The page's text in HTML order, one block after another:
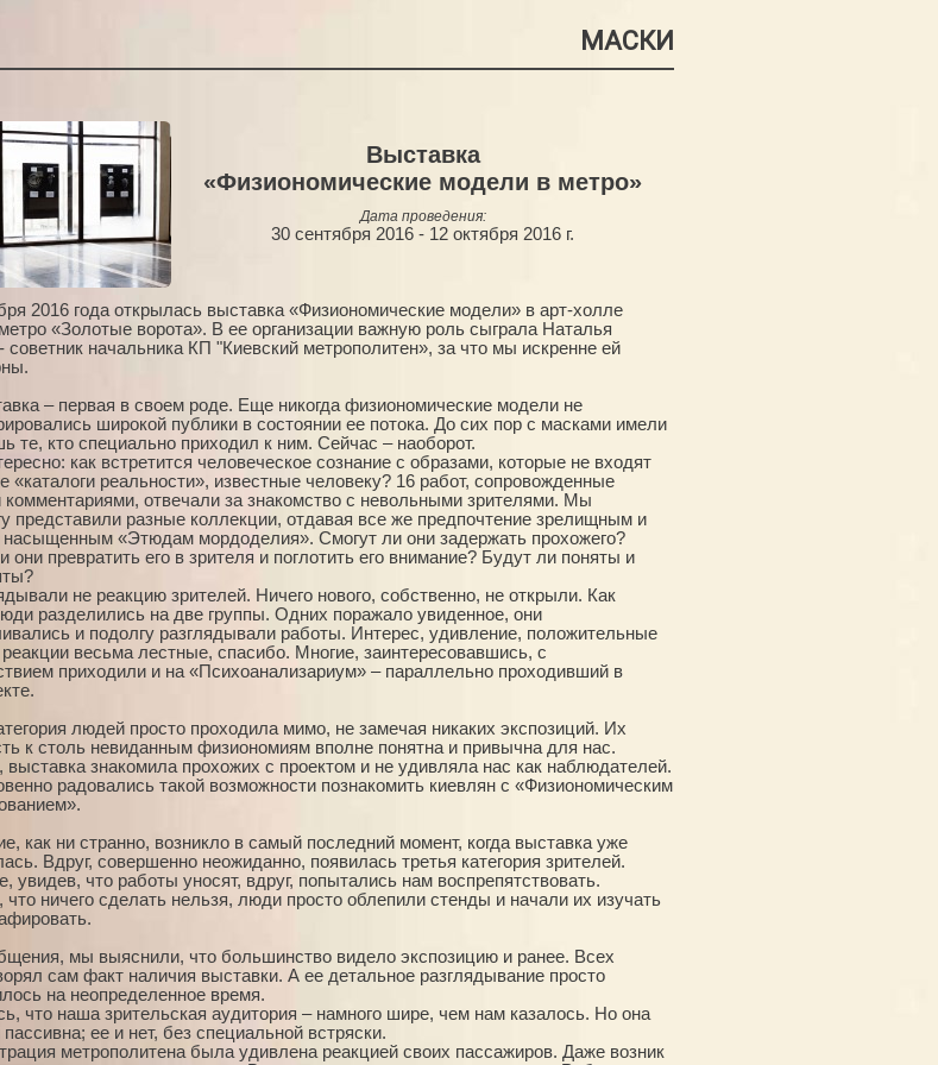
МАСКИ
Выставка
«Физиономические модели в метро»
Дата проведения:
30 сентября 2016 - 12 октября 2016 г.
2016 года открылась выставка «Физиономические модели» в арт-холле
«Золотые ворота». В ее организации важную роль сыграла Наталья
советник начальника КП "Киевский метрополитен», за что мы искренне ей
– первая в своем роде. Еще никогда физиономические модели не
широкой публики в состоянии ее потока. До сих пор с масками имели
те, кто специально приходил к ним. Сейчас – наоборот.
как встретится человеческое сознание с образами, которые не входят
«каталоги реальности», известные человеку? 16 работ, сопровожденные
комментариями, отвечали за знакомство с невольными зрителями. Мы
представили разные коллекции, отдавая все же предпочтение зрелищным и
насыщенным «Этюдам мордоделия». Смогут ли они задержать прохожего?
они превратить его в зрителя и поглотить его внимание? Будут ли поняты и
не реакцию зрителей. Ничего нового, собственно, не открыли. Как
разделились на две группы. Одних поражало увиденное, они
и подолгу разглядывали работы. Интерес, удивление, положительные
весьма лестные, спасибо. Многие, заинтересовавшись, с
приходили и на «Психоанализариум» – параллельно проходивший в
людей просто проходила мимо, не замечая никаких экспозиций. Их
к столь невиданным физиономиям вполне понятна и привычна для нас.
знакомила прохожих с проектом и не удивляла нас как наблюдателей.
радовались такой возможности познакомить киевлян с «Физиономическим
как ни странно, возникло в самый последний момент, когда выставка уже
Вдруг, совершенно неожиданно, появилась третья категория зрителей.
увидев, что работы уносят, вдруг, попытались нам воспрепятствовать.
что ничего сделать нельзя, люди просто облепили стенды и начали их изучать
мы выяснили, что большинство видело экспозицию и ранее. Всех
сам факт наличия выставки. А ее детальное разглядывание просто
на неопределенное время.
что наша зрительская аудитория – намного шире, чем нам казалось. Но она
ее и нет, без специальной встряски.
метрополитена была удивлена реакцией своих пассажиров. Даже возник